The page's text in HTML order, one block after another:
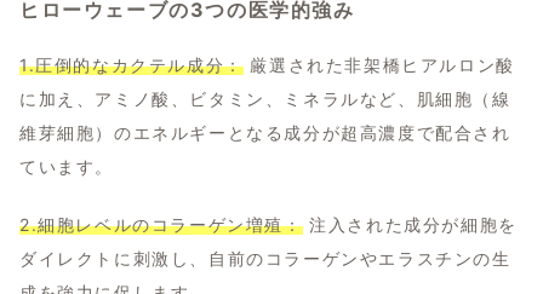
ヒローウェーブの3つの医学的強み
1.圧倒的なカクテル成分：厳選された非架橋ヒアルロン酸
に加え、アミノ酸、ビタミン、ミネラルなど、肌細胞（線
維芽細胞）のエネルギーとなる成分が超高濃度で配合され
ています。
2.細胞レベルのコラーゲン増殖：注入された成分が細胞を
ダイレクトに刺激し、自前のコラーゲンやエラスチンの生